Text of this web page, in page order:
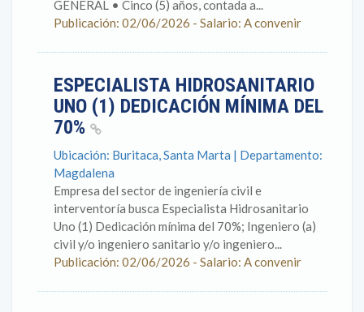
GENERAL • Cinco (5) años, contada a...
Publicación: 02/06/2026 - Salario: A convenir
ESPECIALISTA HIDROSANITARIO
UNO (1) DEDICACIÓN MÍNIMA DEL
70%
Ubicación: Buritaca, Santa Marta | Departamento:
Magdalena
Empresa del sector de ingeniería civil e
interventoría busca Especialista Hidrosanitario
Uno (1) Dedicación mínima del 70%; Ingeniero (a)
civil y/o ingeniero sanitario y/o ingeniero...
Publicación: 02/06/2026 - Salario: A convenir